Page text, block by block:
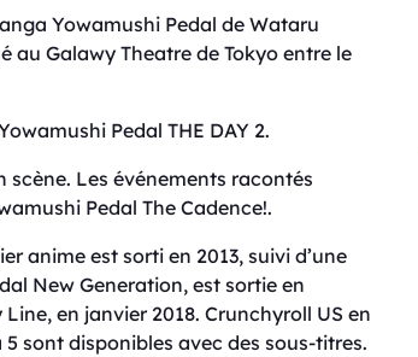
Yowamushi Pedal de Wataru
au Galawy Theatre de Tokyo entre le
Pedal THE DAY 2.
Les événements racontés
Pedal The Cadence!.
anime est sorti en 2013, suivi d’une
New Generation, est sortie en
en janvier 2018. Crunchyroll US en
sont disponibles avec des sous-titres.